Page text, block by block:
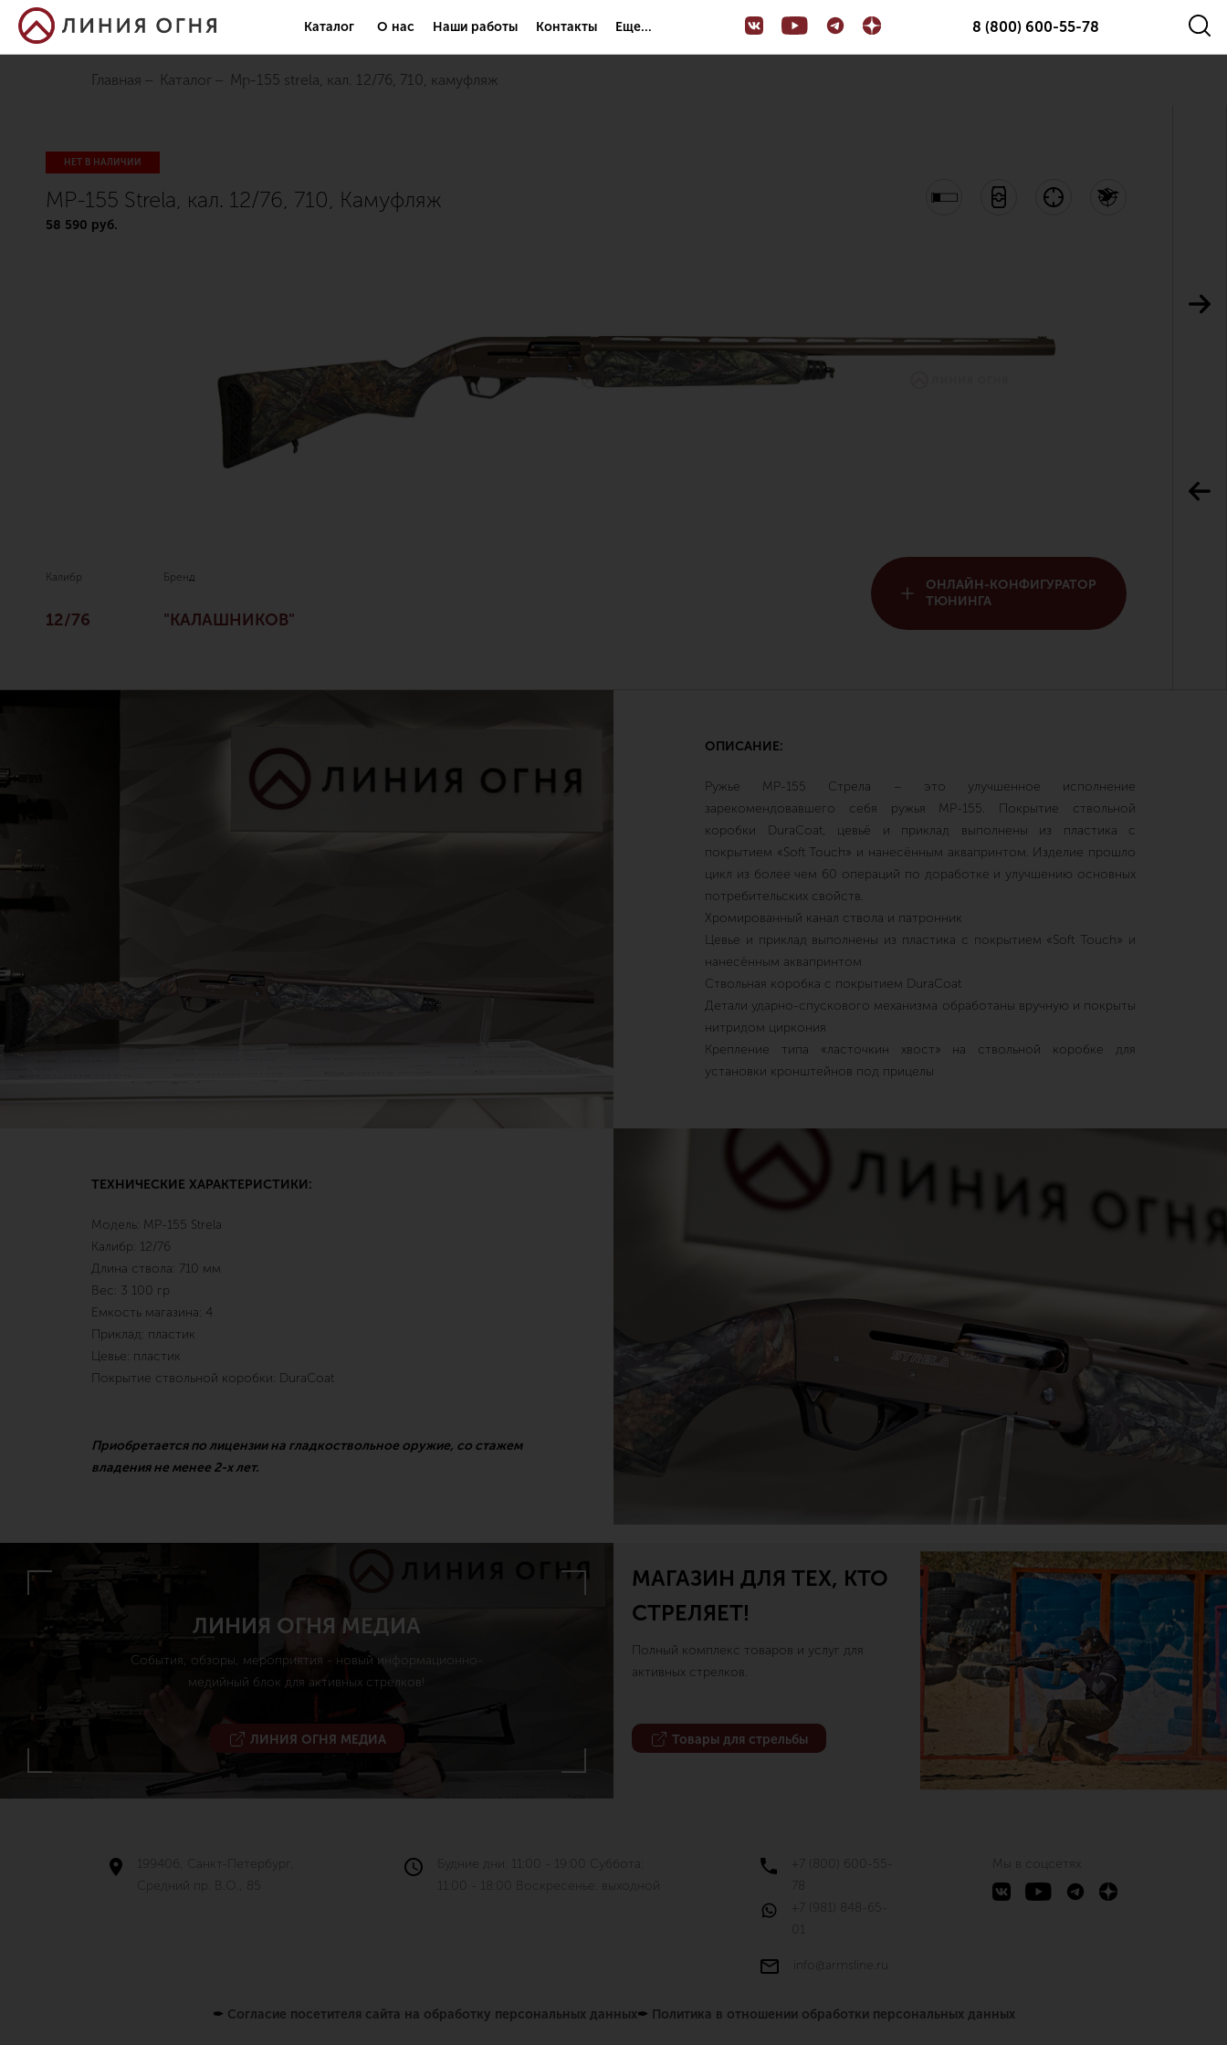
Каталог О нас Наши работы Контакты Еще... 8 (800) 600-55-78
Главная Каталог mp-155 strela, кал. 12/76, 710, камуфляж
НЕТ В НАЛИЧИИ
MP-155 Strela, кал. 12/76, 710, Камуфляж
58 590 руб.
Калибр
12/76
Бренд
"КАЛАШНИКОВ"
ОНЛАЙН-КОНФИГУРАТОР
ТЮНИНГА
ОПИСАНИЕ:
Ружье МР-155 Стрела – это улучшенное исполнение
зарекомендовавшего себя ружья МР-155. Покрытие ствольной
коробки DuraCoat, цевьё и приклад выполнены из пластика с
покрытием «Soft Touch» и нанесённым аквапринтом. Изделие прошло
цикл из более чем 60 операций по доработке и улучшению основных
потребительских свойств.
Хромированный канал ствола и патронник
Цевье и приклад выполнены из пластика с покрытием «Soft Touch» и
нанесённым аквапринтом
Ствольная коробка с покрытием DuraCoat
Детали ударно-спускового механизма обработаны вручную и покрыты
нитридом циркония
Крепление типа «ласточкин хвост» на ствольной коробке для
установки кронштейнов под прицелы
ТЕХНИЧЕСКИЕ ХАРАКТЕРИСТИКИ:
Модель: MP-155 Strela
Калибр: 12/76
Длина ствола: 710 мм
Вес: 3 100 гр
Емкость магазина: 4
Приклад: пластик
Цевье: пластик
Покрытие ствольной коробки: DuraCoat
Приобретается по лицензии на гладкоствольное оружие, со стажем
владения не менее 2-х лет.
ЛИНИЯ ОГНЯ МЕДИА
События, обзоры, мероприятия - новый информационно-
медийный блок для активных стрелков!
ЛИНИЯ ОГНЯ МЕДИА
МАГАЗИН ДЛЯ ТЕХ, КТО
СТРЕЛЯЕТ!
Полный комплекс товаров и услуг для
активных стрелков.
Товары для стрельбы
199406, Санкт-Петербург,
Средний пр. В.О., 85
Будние дни: 11:00 - 19:00 Суббота:
11:00 - 18:00 Воскресенье: выходной
+7 (800) 600-55-
78
+7 (981) 848-65-
01
info@armsline.ru
Мы в соцсетях
✒ Согласие посетителя сайта на обработку персональных данных✒ Политика в отношении обработки персональных данных